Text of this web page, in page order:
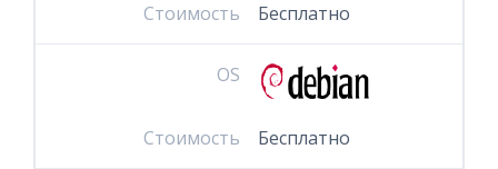
Стоимость Бесплатно
OS
Стоимость Бесплатно